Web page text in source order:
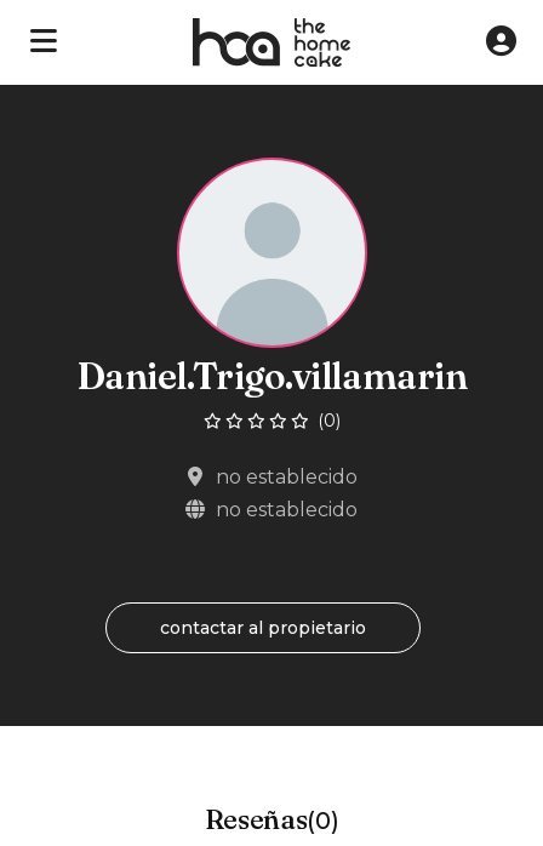
Daniel.Trigo.villamarin
(0)
no establecido
no establecido
contactar al propietario
Reseñas(0)